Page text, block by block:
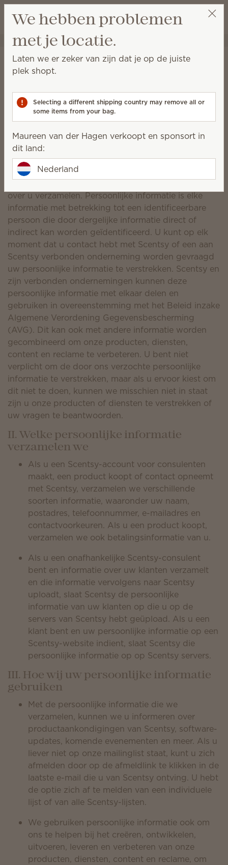
Verlanglijst
Winkeltas
Maureen van der Hagen
Beleid van Scentsy
inzake de Algemene
Verordening
Gegevensbescherming
Bijgewerkt op 11 januari 2024
I. De verzameling en het gebruik van
persoonlijke informatie
Scentsy, Inc. ('Scentsy') kan persoonlijke informatie
over u verzamelen. Persoonlijke informatie is elke
informatie met betrekking tot een identificeerbare
persoon die door dergelijke informatie direct of
indirect kan worden geïdentificeerd. U kunt op elk
moment dat u contact hebt met Scentsy of een aan
Scentsy verbonden onderneming worden gevraagd
uw persoonlijke informatie te verstrekken. Scentsy en
zijn verbonden ondernemingen kunnen deze
persoonlijke informatie met elkaar delen en
gebruiken in overeenstemming met het Beleid inzake
Algemene Verordening Gegevensbescherming
(AVG). Dit kan ook met andere informatie worden
gecombineerd om onze producten, diensten,
content en reclame te verbeteren. U bent niet
verplicht om de door ons verzochte persoonlijke
informatie te verstrekken, maar als u ervoor kiest om
dit niet te doen, kunnen we misschien niet in staat
zijn u onze producten of diensten te verstrekken of
uw vragen te beantwoorden.
II. Welke persoonlijke informatie
verzamelen we
Als u een Scentsy-account voor consulenten
maakt, een product koopt of contact opneemt
met Scentsy, verzamelen we verschillende
soorten informatie, waaronder uw naam,
postadres, telefoonnummer, e-mailadres en
contactvoorkeuren. Als u een product koopt,
verzamelen we ook betalingsinformatie van u.
Als u een onafhankelijke Scentsy-consulent
bent en informatie over uw klanten verzamelt
en die informatie vervolgens naar Scentsy
uploadt, slaat Scentsy de persoonlijke
informatie van uw klanten op die u op de
servers van Scentsy hebt geüpload. Als u een
klant bent en uw persoonlijke informatie op een
Scentsy-website indient, slaat Scentsy die
persoonlijke informatie op op Scentsy servers.
III. Hoe wij uw persoonlijke informatie
gebruiken
Met de persoonlijke informatie die we
verzamelen, kunnen we u informeren over
productaankondigingen van Scentsy, software-
updates, komende evenementen en meer. Als u
liever niet op onze mailinglist staat, kunt u zich
afmelden door op de afmeldlink te klikken in de
laatste e-mail die u van Scentsy ontving. U hebt
de optie zich af te melden van een individuele
lijst of van alle Scentsy-lijsten.
We gebruiken persoonlijke informatie ook om
ons te helpen bij het creëren, ontwikkelen,
uitvoeren, leveren en verbeteren van onze
producten, diensten, content en reclame, om
We hebben problemen
met je locatie.
Laten we er zeker van zijn dat je op de juiste
plek shopt.
Selecting a different shipping country may remove all or
some items from your bag.
Maureen van der Hagen verkoopt en sponsort in
dit land:
Nederland